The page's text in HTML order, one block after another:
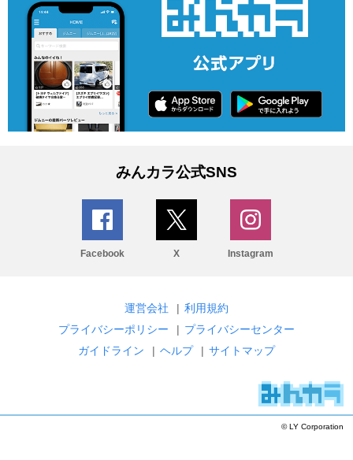
みんカラ公式SNS
Facebook X Instagram
運営会社 | 利用規約
プライバシーポリシー
| プライバシーセンター
ガイドライン
| ヘルプ | サイトマップ
© LY Corporation